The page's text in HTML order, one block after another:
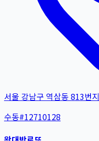
서울 강남구 역삼동 813번지
수동#12710128